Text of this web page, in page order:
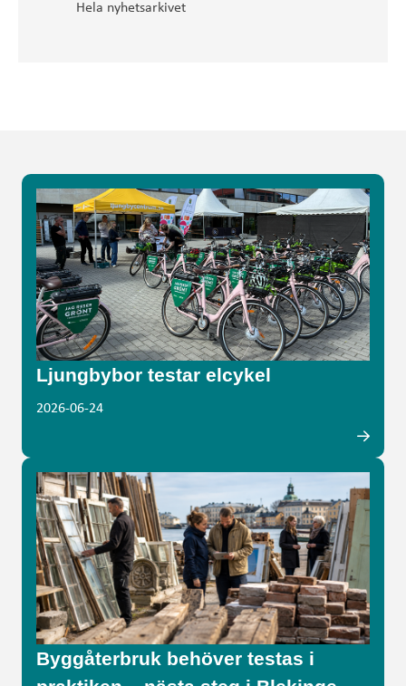
Hela nyhetsarkivet
Ljungbybor testar elcykel
2026-06-24
Byggåterbruk behöver testas i